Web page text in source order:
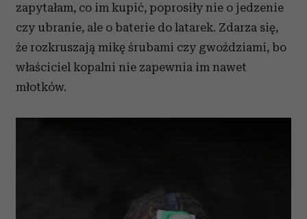
zapytałam, co im kupić, poprosiły nie o jedzenie
czy ubranie, ale o baterie do latarek. Zdarza się,
że rozkruszają mikę śrubami czy gwoździami, bo
właściciel kopalni nie zapewnia im nawet
młotków.